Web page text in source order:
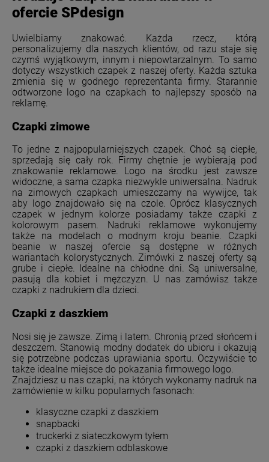
ofercie SPdesign
Uwielbiamy znakować. Każda rzecz, którą
personalizujemy dla naszych klientów, od razu staje się
czymś wyjątkowym, innym i niepowtarzalnym. To samo
dotyczy wszystkich czapek z naszej oferty. Każda sztuka
zmienia się w godnego reprezentanta firmy. Starannie
odtworzone logo na czapkach to najlepszy sposób na
reklamę.
Czapki zimowe
To jedne z najpopularniejszych czapek. Choć są ciepłe,
sprzedają się cały rok. Firmy chętnie je wybierają pod
znakowanie reklamowe. Logo na środku jest zawsze
widoczne, a sama czapka niezwykle uniwersalna. Nadruk
na zimowych czapkach umieszczamy na wywijce, tak
aby logo znajdowało się na czole. Oprócz klasycznych
czapek w jednym kolorze posiadamy także czapki z
kolorowym pasem. Nadruki reklamowe wykonujemy
także na modelach o modnym kroju beanie. Czapki
beanie w naszej ofercie są dostępne w różnych
wariantach kolorystycznych. Zimówki z naszej oferty są
grube i ciepłe. Idealne na chłodne dni. Są uniwersalne,
pasują dla kobiet i mężczyzn. U nas zamówisz także
czapki z nadrukiem dla dzieci.
Czapki z daszkiem
Nosi się je zawsze. Zimą i latem. Chronią przed słońcem i
deszczem. Stanowią modny dodatek do ubioru i okazują
się potrzebne podczas uprawiania sportu. Oczywiście to
także idealne miejsce do pokazania firmowego logo.
Znajdziesz u nas czapki, na których wykonamy nadruk na
zamówienie w kilku popularnych fasonach:
klasyczne czapki z daszkiem
snapbacki
truckerki z siateczkowym tyłem
czapki z daszkiem odblaskowe